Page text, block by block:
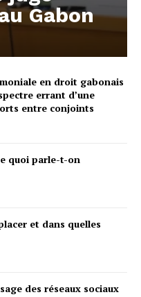
Gabon
en droit gabonais
errant d’une
entre conjoints
quoi parle-t-on
et dans quelles
des réseaux sociaux